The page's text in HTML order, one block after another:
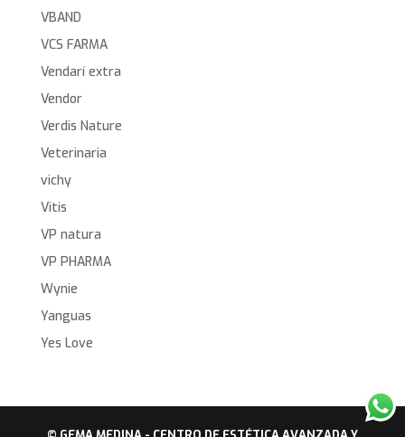
VBAND
VCS FARMA
Vendarí extra
Vendor
Verdis Nature
Veterinaria
vichy
Vitis
VP natura
VP PHARMA
Wynie
Yanguas
Yes Love